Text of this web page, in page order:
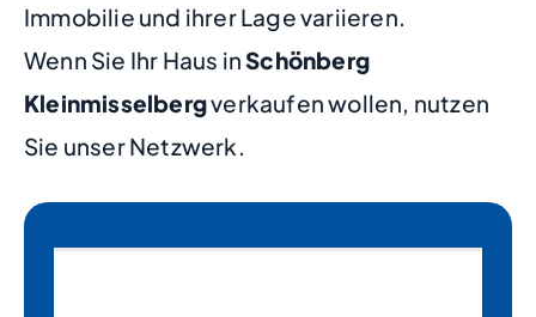
Immobilie und ihrer Lage variieren.
Wenn Sie Ihr Haus inSchönberg
Kleinmisselbergverkaufen wollen, nutzen
Sie unser Netzwerk.